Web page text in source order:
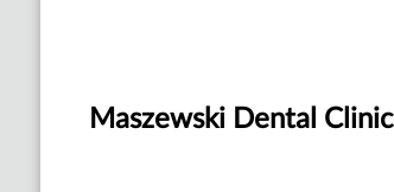
Maszewski Dental Clinic